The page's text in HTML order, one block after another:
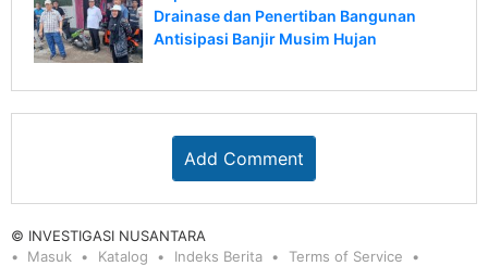
Drainase dan Penertiban Bangunan
Antisipasi Banjir Musim Hujan
Add Comment
© INVESTIGASI NUSANTARA
Masuk
Katalog Indeks Berita Terms of Service